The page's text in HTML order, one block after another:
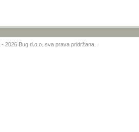
2026 Bug d.o.o. sva prava pridržana.